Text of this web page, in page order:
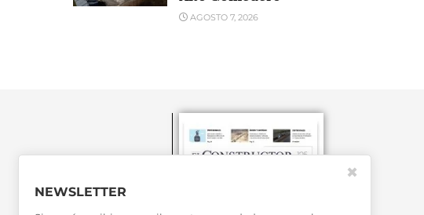
AGOSTO 7, 2026
NEWSLETTER
✖